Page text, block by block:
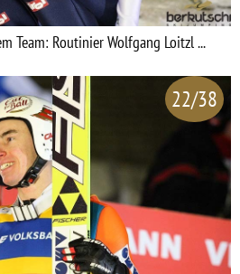
Team: Routinier Wolfgang Loitzl ...
22/38